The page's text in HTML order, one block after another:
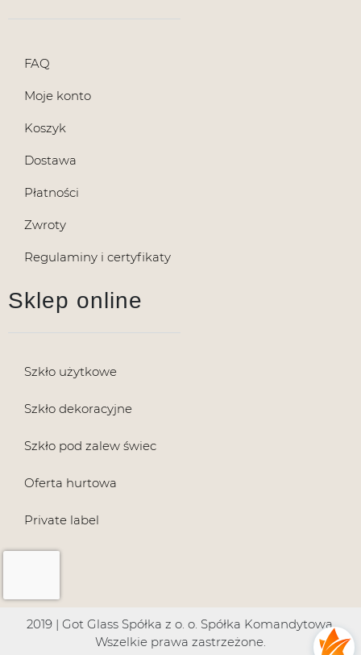
FAQ
Moje konto
Koszyk
Dostawa
Płatności
Zwroty
Regulaminy i certyfikaty
Sklep online
Szkło użytkowe
Szkło dekoracyjne
Szkło pod zalew świec
Oferta hurtowa
Private label
2019 | Got Glass Spółka z o. o. Spółka Komandytowa.
Wszelkie prawa zastrzeżone.